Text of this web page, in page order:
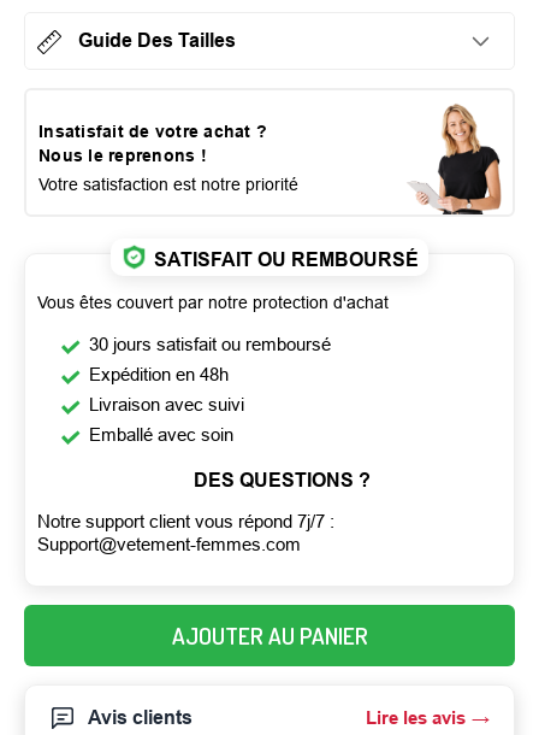
Guide Des Tailles
Insatisfait de votre achat ?
Nous le reprenons !
Votre satisfaction est notre priorité
SATISFAIT OU REMBOURSÉ
Vous êtes couvert par notre protection d'achat
30 jours satisfait ou remboursé
Expédition en 48h
Livraison avec suivi
Emballé avec soin
DES QUESTIONS ?
Notre support client vous répond 7j/7 :
Support@vetement-femmes.com
AJOUTER AU PANIER
Avis clients Lire les avis